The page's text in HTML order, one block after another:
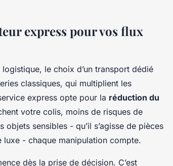
express pour vos flux
le choix d’un transport dédié
classiques, qui multiplient les
express opte pour la réduction du
votre colis, moins de risques de
sensibles - qu’il s’agisse de pièces
luxe - chaque manipulation compte.
dès la prise de décision. C’est